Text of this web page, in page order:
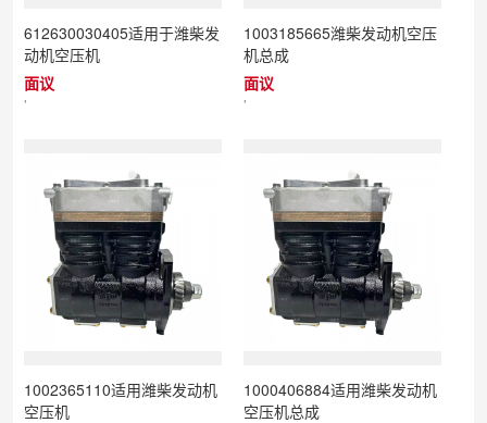
612630030405适用于潍柴发
动机空压机
面议
'
1003185665潍柴发动机空压
机总成
面议
'
1002365110适用潍柴发动机
空压机
1000406884适用潍柴发动机
空压机总成